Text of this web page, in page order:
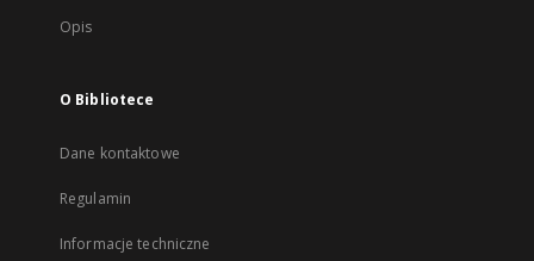
Opis
O Bibliotece
Dane kontaktowe
Regulamin
Informacje techniczne